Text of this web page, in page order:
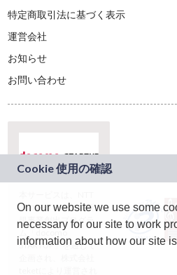
特定商取引法に基づく表示
運営会社
お知らせ
お問い合わせ
ドコモグループの新
規事業創出プログラ
ム「docomo
STARTUP」を通じて
On our website we use some
necessary for our site to work
information about how our site